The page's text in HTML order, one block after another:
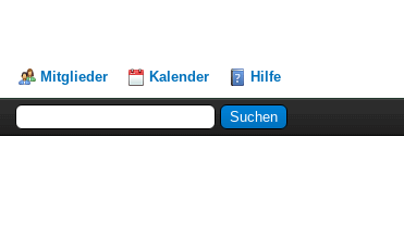
Mitglieder Kalender Hilfe